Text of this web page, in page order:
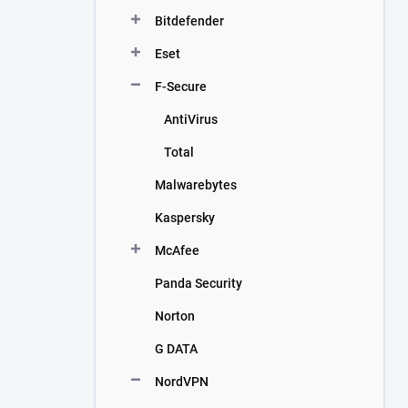
Bitdefender
Eset
F-Secure
AntiVirus
Total
Malwarebytes
Kaspersky
McAfee
Panda Security
Norton
G DATA
NordVPN